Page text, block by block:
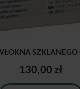
SZKLANEGO
130,00 zł